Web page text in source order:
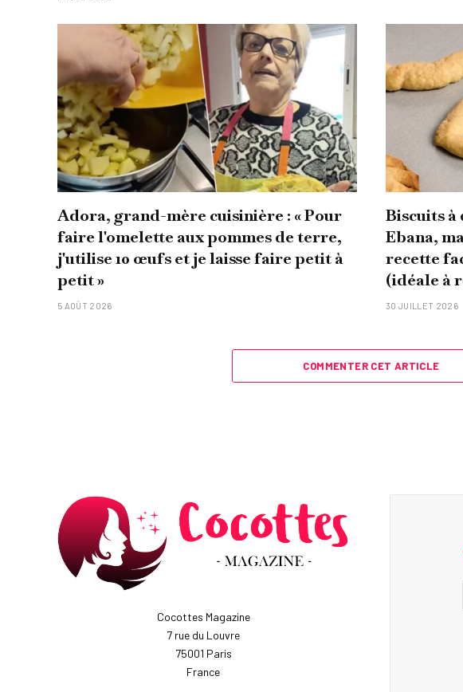
Adora, grand-mère cuisinière : « Pour
faire l'omelette aux pommes de terre,
j'utilise 10 œufs et je laisse faire petit à
petit »
5 AOÛT 2026
Biscuits
Ebana,
recette
(idéale à
30 JUILLET 2026
COMMENTER CET ARTICLE
Cocottes Magazine
7 rue du Louvre
75001 Paris
France